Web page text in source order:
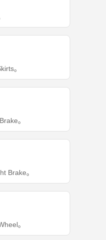
。
。
Brake。
。